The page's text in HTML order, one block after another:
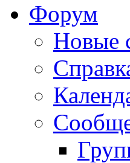
Форум
Новые